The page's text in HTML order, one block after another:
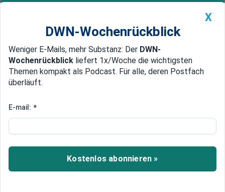
Newsticker MEIN DWN: Geldanlage Premium
Edelmetalle DWN-Magazin China
Natrium-Batterie für
Forscher erzielen Durchbruch
Eine bahnbrechende Entwicklung verspricht die
Elektromobilität zu revolutionieren: Koreanische
X
DWN-Wochenrückblick
Weniger E-Mails, mehr Substanz: Der DWN-
Wochenrückblick liefert 1x/Woche die wichtigsten
Themen kompakt als Podcast. Für alle, deren Postfach
überläuft.
E-mail: *
Kostenlos abonnieren »